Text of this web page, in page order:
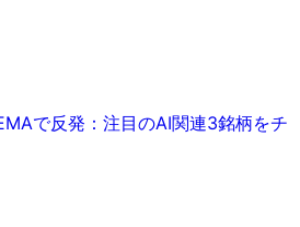
で反発：注目のAI関連3銘柄をチ